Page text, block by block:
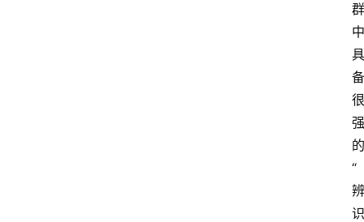
群
中
具
备
很
强
的
“
辨
识